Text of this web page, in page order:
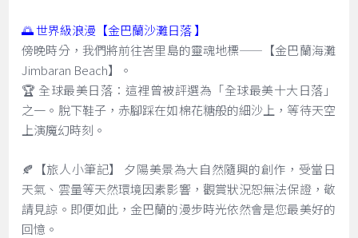
🌅 世界級浪漫【金巴蘭沙灘日落 】
傍晚時分，我們將前往峇里島的靈魂地標——【金巴蘭海灘
Jimbaran Beach】。
🏆 全球最美日落：這裡曾被評選為「全球最美十大日落」
之一。脫下鞋子，赤腳踩在如棉花糖般的細沙上，等待天空
上演魔幻時刻。
🍂【旅人小筆記】 夕陽美景為大自然隨興的創作，受當日
天氣、雲量等天然環境因素影響，觀賞狀況恕無法保證，敬
請見諒。即便如此，金巴蘭的漫步時光依然會是您最美好的
回憶。